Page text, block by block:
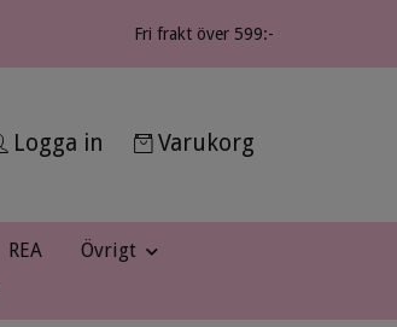
Fri frakt över 599:-
Logga in Varukorg
REA
Övrigt